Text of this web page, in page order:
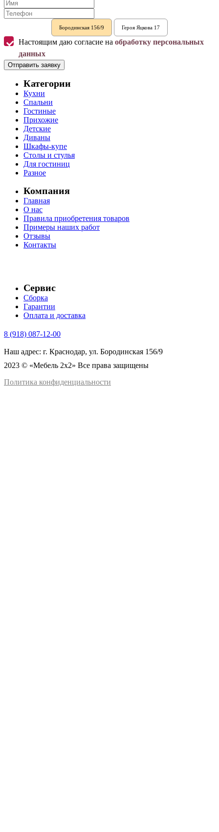
Бородинская 156/9 Героя Яцкова 17
Настоящим даю согласие на обработку персональных
данных
Отправить заявку
Категории
Кухни
Спальни
Гостиные
Прихожие
Детские
Диваны
Шкафы-купе
Столы и стулья
Для гостиниц
Разное
Компания
Главная
О нас
Правила приобретения товаров
Примеры наших работ
Отзывы
Контакты
Сервис
Сборка
Гарантии
Оплата и доставка
8 (918) 087-12-00
Наш адрес: г. Краснодар, ул. Бородинская 156/9
2023 © «Мебель 2x2» Все права защищены
Политика конфиденциальности